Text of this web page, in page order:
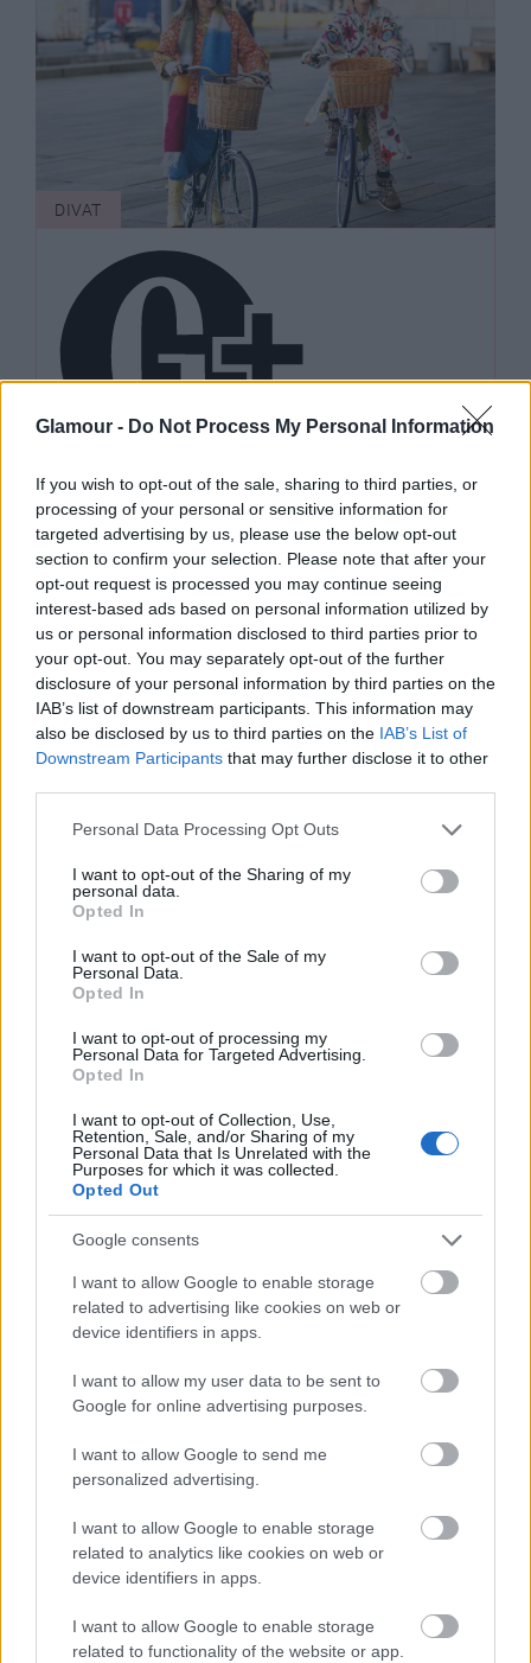
Glamour - Do Not Process My Personal Information
If you wish to opt-out of the sale, sharing to third parties, or
processing of your personal or sensitive information for
targeted advertising by us, please use the below opt-out
section to confirm your selection. Please note that after your
opt-out request is processed you may continue seeing
interest-based ads based on personal information utilized by
us or personal information disclosed to third parties prior to
your opt-out. You may separately opt-out of the further
disclosure of your personal information by third parties on the
IAB’s list of downstream participants. This information may
also be disclosed by us to third parties on the IAB’s List of
Downstream Participants that may further disclose it to other
Please note that this website/app uses one or more Google
not limited to your visit or usage behaviour. You may click to
grant or deny consent to Google and its third-party tags to
use your data for below specified purposes in below Google
consent section.
Personal Data Processing Opt Outs
I want to opt-out of the Sharing of my
personal data.
Opted In
I want to opt-out of the Sale of my
Personal Data.
Opted In
I want to opt-out of processing my
Personal Data for Targeted Advertising.
Opted In
I want to opt-out of Collection, Use,
Retention, Sale, and/or Sharing of my
Personal Data that Is Unrelated with the
Purposes for which it was collected.
Opted Out
Google consents
I want to allow Google to enable storage
related to advertising like cookies on web or
device identifiers in apps.
I want to allow my user data to be sent to
Google for online advertising purposes.
I want to allow Google to send me
personalized advertising.
I want to allow Google to enable storage
related to analytics like cookies on web or
device identifiers in apps.
I want to allow Google to enable storage
related to functionality of the website or app.
DIVAT
Környezettudatos divat — utópia
vagy valóság? Kérdezd a dánokat!
„A kreativitás
az az életerő-energia, amely formálja
a világot” - interjú Nagy Boglárka
festőművésszel
SZÉPSÉG